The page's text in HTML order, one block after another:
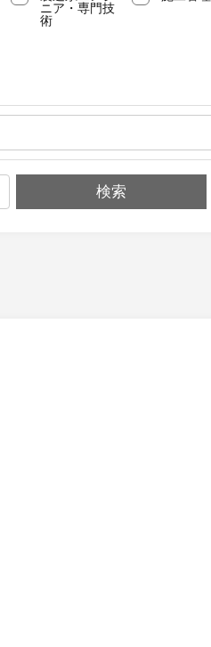
ニア・専門技
術
検索